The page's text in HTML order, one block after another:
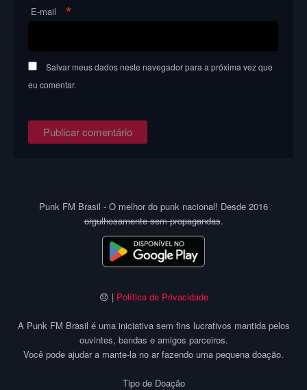
E-mail *
Salvar meus dados neste navegador para a próxima vez que
eu comentar.
Punk FM Brasil - O melhor do punk nacional! Desde 2016
orgulhosamente sem propagandas.
😞 | Política de Privacidade
A Punk FM Brasil é uma iniciativa sem fins lucrativos mantida pelos
ouvintes, bandas e amigos parceiros.
Você pode ajudar a mante-la no ar fazendo uma pequena doação.
Tipo de Doação